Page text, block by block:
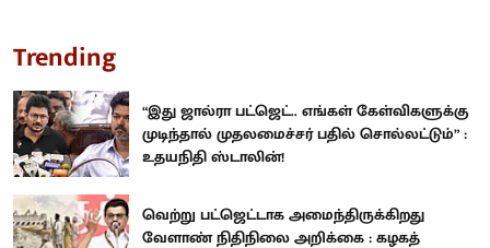
Trending
“இது ஜால்ரா பட்ஜெட்.. எங்கள் கேள்விகளுக்கு
முடிந்தால் முதலமைச்சர் பதில் சொல்லட்டும்” :
உதயநிதி ஸ்டாலின்!
வெற்று பட்ஜெட்டாக அமைந்திருக்கிறது
வேளாண் நிதிநிலை அறிக்கை : கழகத்